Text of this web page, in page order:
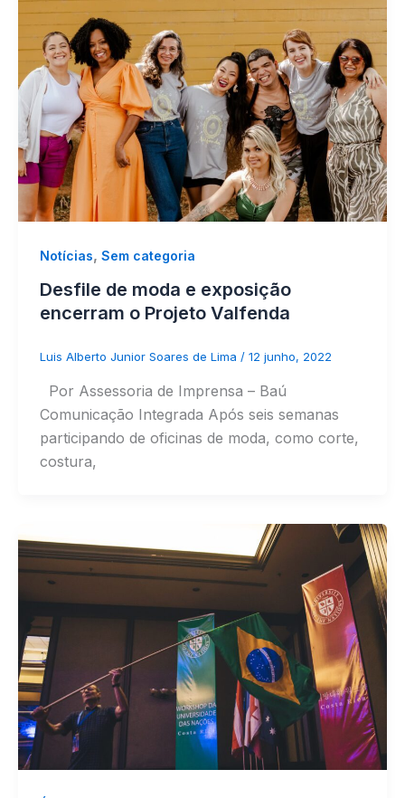
Notícias, Sem categoria
Desfile de moda e exposição
encerram o Projeto Valfenda
Luis Alberto Junior Soares de Lima / 12 junho, 2022
Por Assessoria de Imprensa – Baú
Comunicação Integrada Após seis semanas
participando de oficinas de moda, como corte,
costura,